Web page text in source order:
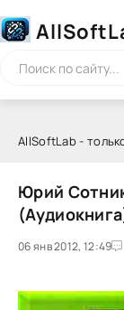
AllSoftLab -
Юрий
06 янв 2012, 12:49
1 2 3 4 5